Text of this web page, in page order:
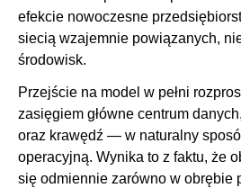
efekcie nowoczesne
siecią wzajemnie powiązanych,
środowisk.
Przejście na model w pełni
zasięgiem główne centrum
oraz krawędź — w naturalny
operacyjną. Wynika to z faktu, że
się odmiennie zarówno w obrębie